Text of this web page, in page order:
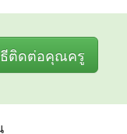
ติดต่อคุณครู